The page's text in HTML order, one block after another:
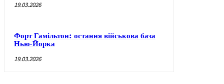
19.03.2026
Форт Гамільтон: остання військова база
Нью-Йорка
19.03.2026